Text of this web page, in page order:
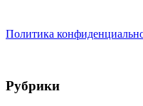
Политика
Рубрики